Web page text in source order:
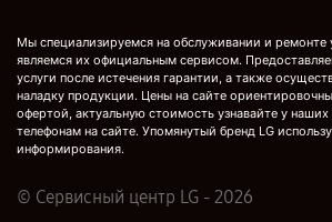
Мы специализируемся на обслуживании и ремонте
являемся их официальным сервисом.
услуги после истечения гарантии, а также
наладку продукции. Цены на сайте
офертой, актуальную стоимость узнавайте у наших
телефонам на сайте. Упомянутый бренд LG
информирования.
© Сервисный центр LG - 2026